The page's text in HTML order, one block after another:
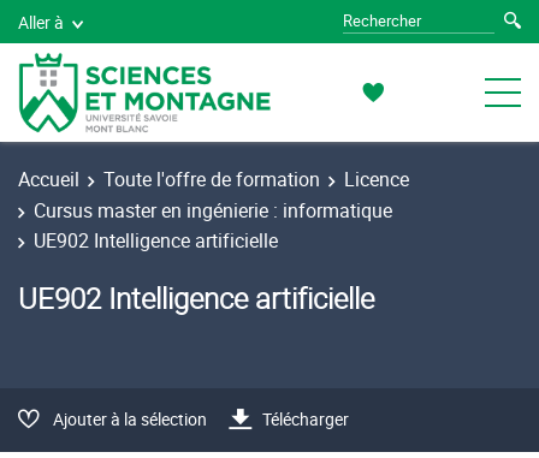
Aller à
Accueil Toute l'offre de formation
Licence
Cursus master en ingénierie : informatique
UE902 Intelligence artificielle
UE902 Intelligence artificielle
Ajouter à la sélection Télécharger